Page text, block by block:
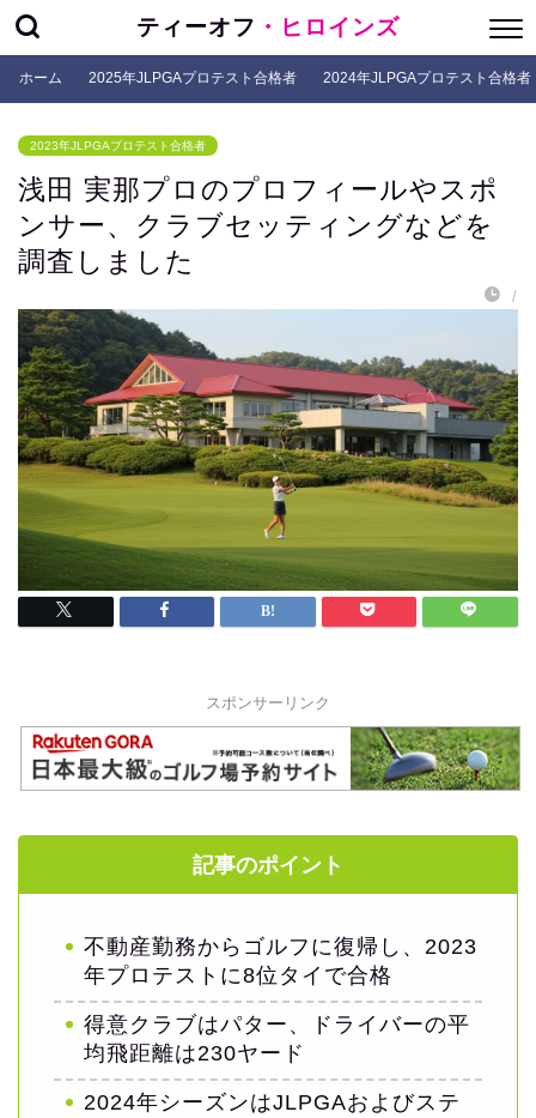
ティーオフ ・ヒロインズ
ホーム 2025年JLPGAプロテスト合格者 2024年JLPGAプロテスト合格者
2023年JLPGAプロテスト合格者
浅田 実那プロのプロフィールやスポ
ンサー、クラブセッティングなどを
調査しました
/
スポンサーリンク
記事のポイント
不動産勤務からゴルフに復帰し、2023
年プロテストに8位タイで合格
得意クラブはパター、ドライバーの平
均飛距離は230ヤード
2024年シーズンはJLPGAおよびステ